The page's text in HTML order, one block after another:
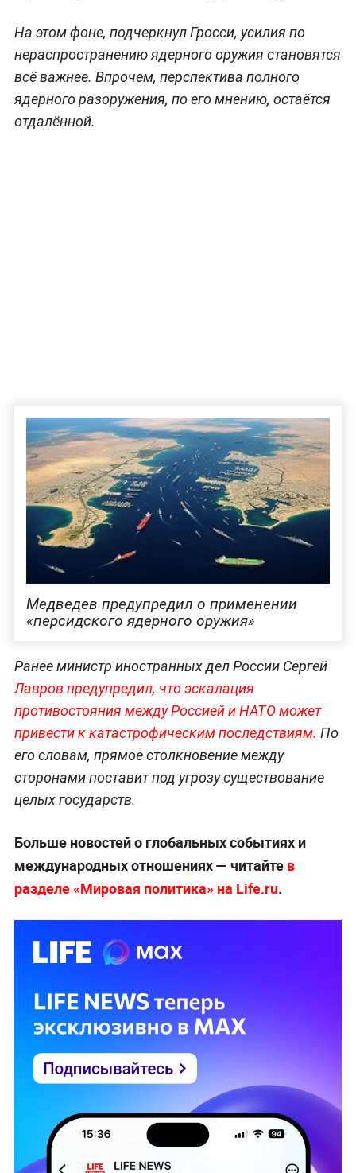
На этом фоне, подчеркнул Гросси, усилия по
нераспространению ядерного оружия становятся
всё важнее. Впрочем, перспектива полного
ядерного разоружения, по его мнению, остаётся
отдалённой.
Медведев предупредил о применении
«персидского ядерного оружия»
Ранее министр иностранных дел России Сергей
Лавров предупредил, что эскалация
противостояния между Россией и НАТО может
привести к катастрофическим последствиям. По
его словам, прямое столкновение между
сторонами поставит под угрозу существование
целых государств.
Больше новостей о глобальных событиях и
международных отношениях — читайте в
разделе «Мировая политика» на Life.ru.